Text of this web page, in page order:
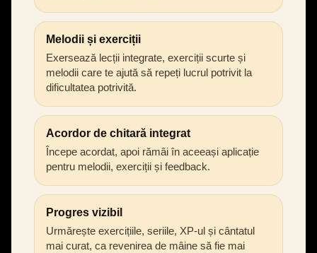
Melodii și exerciții
Exersează lecții integrate, exerciții scurte și
melodii care te ajută să repeți lucrul potrivit la
dificultatea potrivită.
Acordor de chitară integrat
Începe acordat, apoi rămâi în aceeași aplicație
pentru melodii, exerciții și feedback.
Progres vizibil
Urmărește exercițiile, seriile, XP-ul și cântatul
mai curat, ca revenirea de mâine să fie mai